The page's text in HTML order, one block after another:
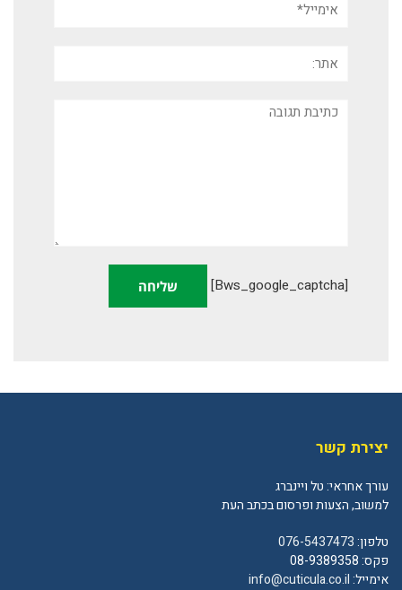
תגובה
[bws_google_captcha]
יצירת קשר
עורך אחראי: טל ויינברג
למשוב, הצעות ופרסום בכתב העת
טלפון:076-5437473
פקס: 08-9389358
אימייל:info@cuticula.co.il